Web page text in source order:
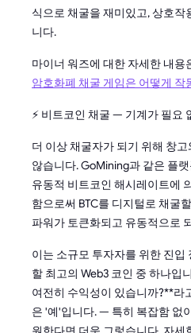
식으로 채굴을 재미있고, 상호작
니다.
마이너 워즈에 대한 자세한 내
암호화폐 채굴 게임은 어떻게 작
⚡ 비트코인 채굴 — 기계가 필요
더 이상 채굴자가 되기 위해 창
않습니다. GoMining과 같은 플
유동적 비트코인 해시레이트에
함으로써 BTC를 디지털로 채굴
파워가 토큰화되고 유동적으로
이는 소규모 투자자를 위한 진입
할 최고의 Web3 코인 중 하나입
여전히 수익성이 있습니까?**라
은 '예'입니다. — 특히 복잡함 없